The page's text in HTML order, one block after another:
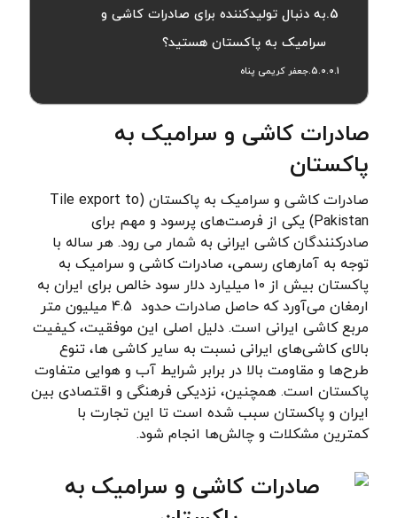
به دنبال تولیدکننده برای صادرات کاشی و
سرامیک به پاکستان هستید؟
جعفر کریمی پناه
صادرات کاشی و سرامیک به
پاکستان
صادرات کاشی و سرامیک به پاکستان (Tile export to
Pakistan) یکی از فرصت‌های پرسود و مهم برای
صادرکنندگان کاشی ایرانی به شمار می‌ رود. هر ساله با
توجه به آمارهای رسمی، صادرات کاشی و سرامیک به
پاکستان بیش از 10 میلیارد دلار سود خالص برای ایران به
ارمغان می‌آورد که حاصل صادرات حدود 4.5 میلیون متر
مربع کاشی ایرانی است. دلیل اصلی این موفقیت، کیفیت
بالای کاشی‌های ایرانی نسبت به سایر کاشی ها، تنوع
طرح‌ها و مقاومت بالا در برابر شرایط آب و هوایی متفاوت
پاکستان است. همچنین، نزدیکی فرهنگی و اقتصادی بین
ایران و پاکستان سبب شده است تا این تجارت با
کمترین مشکلات و چالش‌ها انجام شود.